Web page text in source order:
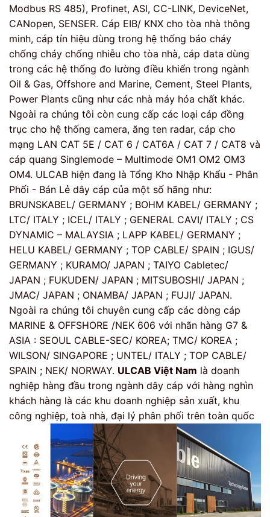
Modbus RS 485), Profinet, ASI, CC-LINK, DeviceNet,
CANopen, SENSER. Cáp EIB/ KNX cho tòa nhà thông
minh, cáp tín hiệu dùng trong hệ thống báo cháy
chống cháy chống nhiễu cho tòa nhà, cáp data dùng
trong các hệ thống đo lường điều khiển trong ngành
Oil & Gas, Offshore and Marine, Cement, Steel Plants,
Power Plants cũng như các nhà máy hóa chất khác.
Ngoài ra chúng tôi còn cung cấp các loại cáp đồng
trục cho hệ thống camera, ăng ten radar, cáp cho
mạng LAN CAT 5E / CAT 6 / CAT6A / CAT 7 / CAT8 và
cáp quang Singlemode – Multimode OM1 OM2 OM3
OM4. ULCAB hiện đang là Tổng Kho Nhập Khẩu - Phân
Phối - Bán Lẻ dây cáp của một số hãng như:
BRUNSKABEL/ GERMANY ; BOHM KABEL/ GERMANY ;
LTC/ ITALY ; ICEL/ ITALY ; GENERAL CAVI/ ITALY ; CS
DYNAMIC – MALAYSIA ; LAPP KABEL/ GERMANY ;
HELU KABEL/ GERMANY ; TOP CABLE/ SPAIN ; IGUS/
GERMANY ; KURAMO/ JAPAN ; TAIYO Cabletec/
JAPAN ; FUKUDEN/ JAPAN ; MITSUBOSHI/ JAPAN ;
JMAC/ JAPAN ; ONAMBA/ JAPAN ; FUJI/ JAPAN.
Ngoài ra chúng tôi chuyên cung cấp các dòng cáp
MARINE & OFFSHORE /NEK 606 với nhãn hàng G7 &
ASIA : SEOUL CABLE-SEC/ KOREA; TMC/ KOREA ;
WILSON/ SINGAPORE ; UNTEL/ ITALY ; TOP CABLE/
SPAIN ; NEK/ NORWAY. ULCAB Việt Nam là doanh
nghiệp hàng đầu trong ngành dây cáp với hàng nghìn
khách hàng là các khu doanh nghiệp sản xuất, khu
công nghiệp, toà nhà, đại lý phân phối trên toàn quốc